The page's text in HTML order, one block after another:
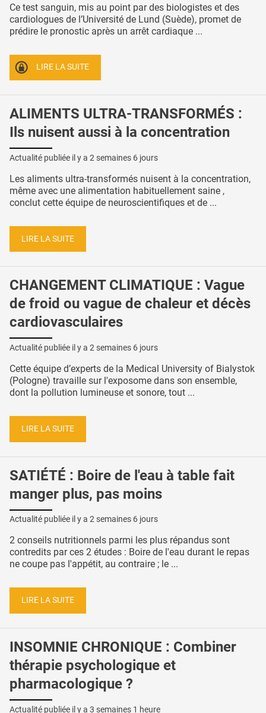
Ce test sanguin, mis au point par des biologistes et des
cardiologues de l’Université de Lund (Suède), promet de
prédire le pronostic après un arrêt cardiaque ...
LIRE LA SUITE
ALIMENTS ULTRA-TRANSFORMÉS :
Ils nuisent aussi à la concentration
Actualité publiée il y a 2 semaines 6 jours
Les aliments ultra-transformés nuisent à la concentration,
même avec une alimentation habituellement saine ,
conclut cette équipe de neuroscientifiques et de ...
LIRE LA SUITE
CHANGEMENT CLIMATIQUE : Vague
de froid ou vague de chaleur et décès
cardiovasculaires
Actualité publiée il y a 2 semaines 6 jours
Cette équipe d’experts de la Medical University of Bialystok
(Pologne) travaille sur l'exposome dans son ensemble,
dont la pollution lumineuse et sonore, tout ...
LIRE LA SUITE
SATIÉTÉ : Boire de l'eau à table fait
manger plus, pas moins
Actualité publiée il y a 2 semaines 6 jours
2 conseils nutritionnels parmi les plus répandus sont
contredits par ces 2 études : Boire de l'eau durant le repas
ne coupe pas l'appétit, au contraire ; le ...
LIRE LA SUITE
INSOMNIE CHRONIQUE : Combiner
thérapie psychologique et
pharmacologique ?
Actualité publiée il y a 3 semaines 1 heure